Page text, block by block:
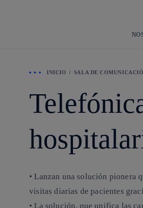
INICIO SALA DE
• Lanzan una solución pionera
visitas diarias de pacientes
• La solución, que unifica las